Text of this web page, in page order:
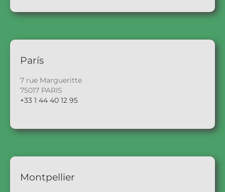
París
7 rue Margueritte
75017 PARIS
+33 1 44 40 12 95
Montpellier